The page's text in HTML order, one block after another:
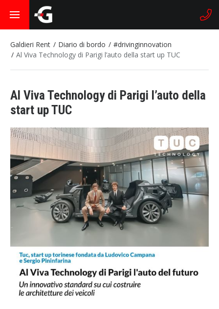
Galdieri Rent Diario di bordo
#drivinginnovation
Al Viva Technology di Parigi l’auto della start up TUC
Al Viva Technology di Parigi l’auto della
start up TUC